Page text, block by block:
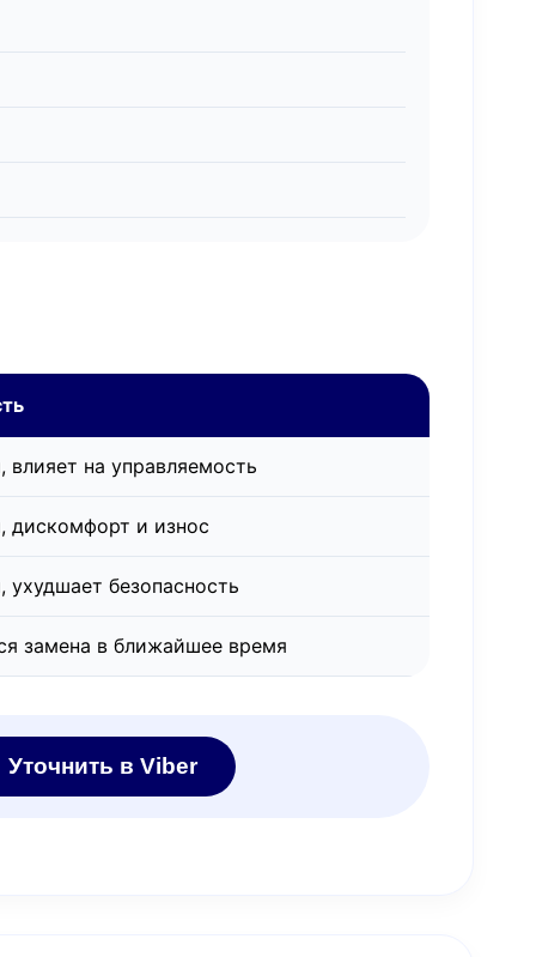
влияет на управляемость
дискомфорт и износ
ухудшает безопасность
замена в ближайшее время
Уточнить в Viber